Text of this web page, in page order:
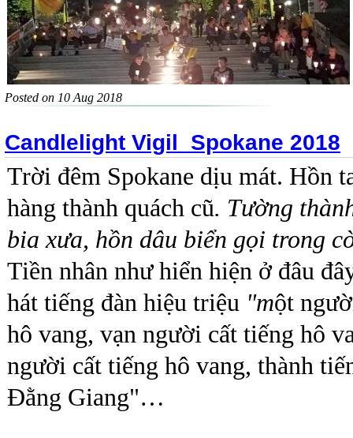
Posted on 10 Aug 2018
Candlelight Vigil_Spokane 2018
Trời đêm Spokane dịu mát. Hồn
hàng thành quách cũ. Tường
bia xưa, hồn dâu biển gọi trong
Tiền nhân như hiển hiện ở đâu
hát tiếng đàn hiệu triệu "một
hô vang, vạn người cất tiếng hô
người cất tiếng hô vang, thành
Đằng Giang"…